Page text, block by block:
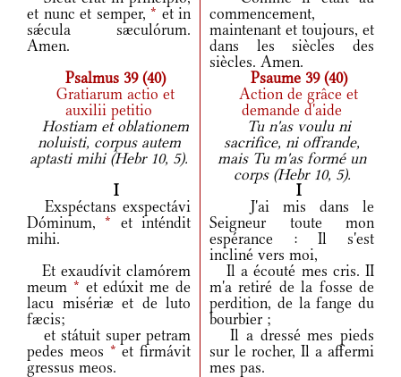
et nunc et semper, * et in
sǽcula sæculórum.
Amen.
commencement,
maintenant et toujours, et
dans les siècles des
siècles. Amen.
Psalmus 39 (40)
Psaume 39 (40)
Gratiarum actio et
auxilii petitio
Action de grâce et
demande d'aide
Hostiam et oblationem
noluisti, corpus autem
aptasti mihi (Hebr 10, 5).
Tu n'as voulu ni
sacrifice, ni offrande,
mais Tu m'as formé un
corps (Hebr 10, 5).
I
I
Exspéctans exspectávi
Dóminum,* et inténdit
mihi.
J'ai mis dans le
Seigneur toute mon
espérance : Il s'est
incliné vers moi,
Et exaudívit clamórem
meum * et edúxit me de
lacu misériæ et de luto
fæcis;
Il a écouté mes cris. II
m'a retiré de la fosse de
perdition, de la fange du
bourbier ;
et státuit super petram
pedes meos * et firmávit
gressus meos.
Il a dressé mes pieds
sur le rocher, Il a affermi
mes pas.